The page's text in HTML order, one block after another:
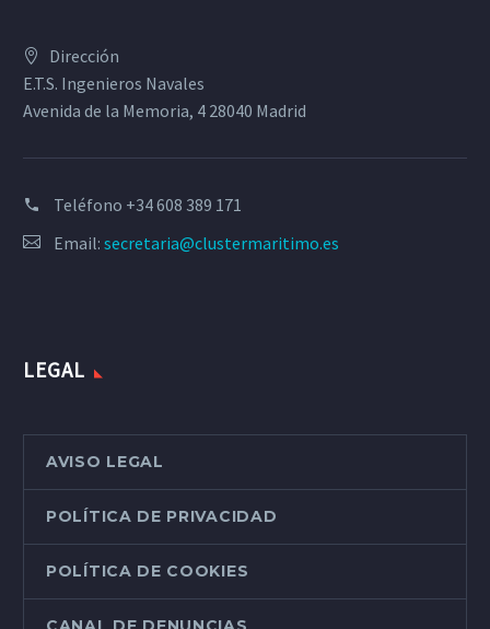
Dirección
E.T.S. Ingenieros Navales
Avenida de la Memoria, 4 28040 Madrid
Teléfono +34 608 389 171
Email: secretaria@clustermaritimo.es
LEGAL
AVISO LEGAL
POLÍTICA DE PRIVACIDAD
POLÍTICA DE COOKIES